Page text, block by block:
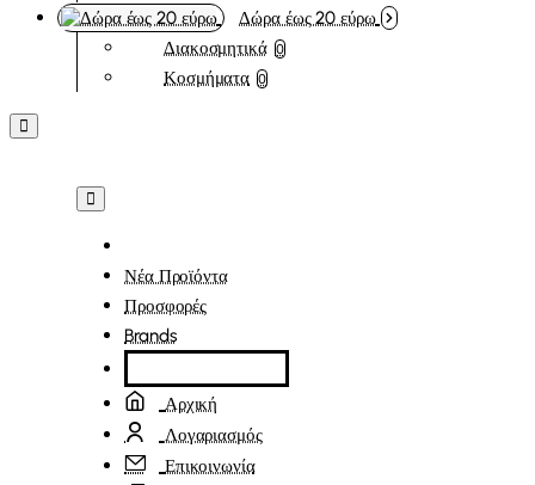
Δώρα έως 20 εύρω
Διακοσμητικά 0
Κοσμήματα 0
Νέα Προϊόντα
Προσφορές
Brands
Αρχική
Λογαριασμός
Επικοινωνία